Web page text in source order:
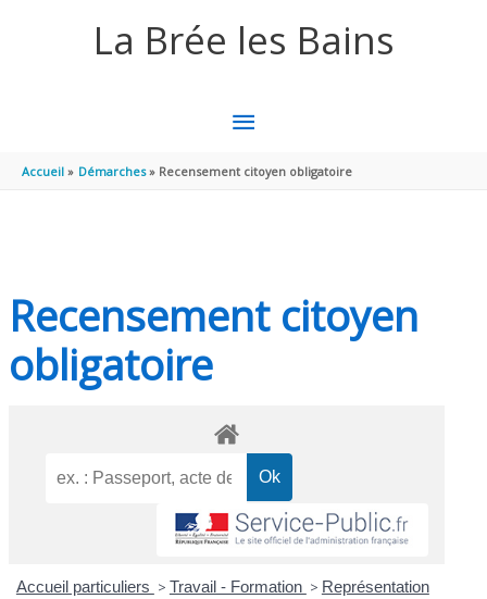
La Brée les Bains
MENU
PRINCIPAL
Accueil Démarches Recensement citoyen obligatoire
Recensement citoyen
obligatoire
Accueil particuliers > Travail - Formation > Représentation